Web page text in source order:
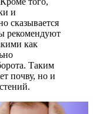
и
сказывается
рекомендуют
как
Таким
почву, но и